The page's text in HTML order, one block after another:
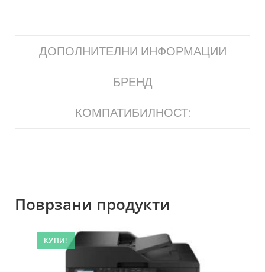
ДОПОЛНИТЕЛНИ ИНФОРМАЦИИ
БРЕНД
КОМПАТИБИЛНОСТ:
Поврзани продукти
КУПИ!